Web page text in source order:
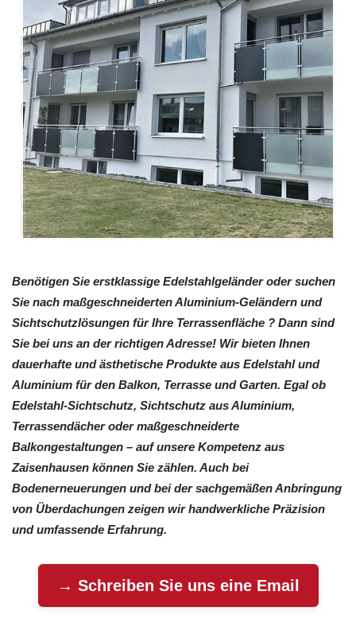
Benötigen Sie erstklassige Edelstahlgeländer oder suchen
Sie nach maßgeschneiderten Aluminium-Geländern und
Sichtschutzlösungen für Ihre Terrassenfläche ? Dann sind
Sie bei uns an der richtigen Adresse! Wir bieten Ihnen
dauerhafte und ästhetische Produkte aus Edelstahl und
Aluminium für den Balkon, Terrasse und Garten. Egal ob
Edelstahl-Sichtschutz, Sichtschutz aus Aluminium,
Terrassendächer oder maßgeschneiderte
Balkongestaltungen – auf unsere Kompetenz aus
Zaisenhausen können Sie zählen. Auch bei
Bodenerneuerungen und bei der sachgemäßen Anbringung
von Überdachungen zeigen wir handwerkliche Präzision
und umfassende Erfahrung.
→ Schreiben Sie uns eine Email